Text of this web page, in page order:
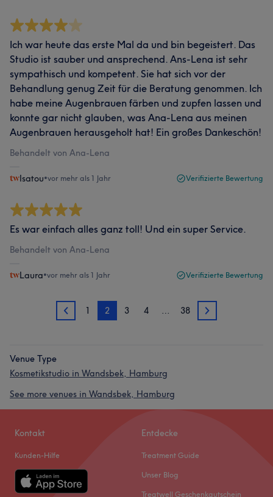
Ich war heute das erste Mal da und bin begeistert. Das
Studio ist sauber und ansprechend. Ans-Lena ist sehr
sympathisch und kompetent. Sie hat sich vor der
Behandlung genug Zeit für die Beratung genommen. Ich
habe meine Augenbrauen färben und zupfen lassen und
konnte gar nicht glauben, was Ana-Lena aus meinen
Augenbrauen herausgeholt hat! Ein großes Dankeschön!
Behandelt von Ana-Lena
Isatou•vor mehr als 1 Jahr Verifizierte Bewertung
Es war einfach alles ganz toll! Und ein super Service.
Behandelt von Ana-Lena
Laura•vor mehr als 1 Jahr Verifizierte Bewertung
1 1 2 3 4 … 38 3
Venue Type
Kosmetikstudio in Wandsbek, Hamburg
See more venues in Wandsbek, Hamburg
Kontakt
Kunden-Hilfe
Entdecke
Treatment Guide
Unser Blog
Treatwell Geschenkgutschein